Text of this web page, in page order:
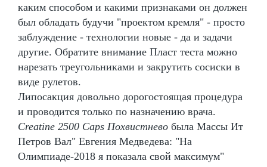
каким способом и какими признаками он должен
был обладать будучи "проектом кремля" - просто
заблуждение - технологии новые - да и задачи
другие. Обратите внимание Пласт теста можно
нарезать треугольниками и закрутить сосиски в
виде рулетов.
Липосакция довольно дорогостоящая процедура
и проводится только по назначению врача.
Creatine 2500 Caps Похвистнево была Массы Ит
Петров Вал" Евгения Медведева: "На
Олимпиаде-2018 я показала свой максимум"